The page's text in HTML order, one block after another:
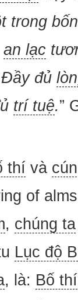
trong
an lạc
đủ
trí tuệ.”
thí và
of
, chúng ta
Lục độ
, là: Bố thí